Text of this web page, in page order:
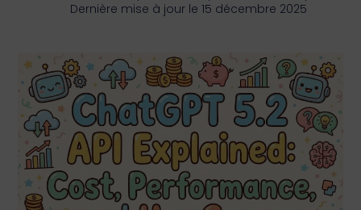
Dernière mise à jour le 15 décembre 2025